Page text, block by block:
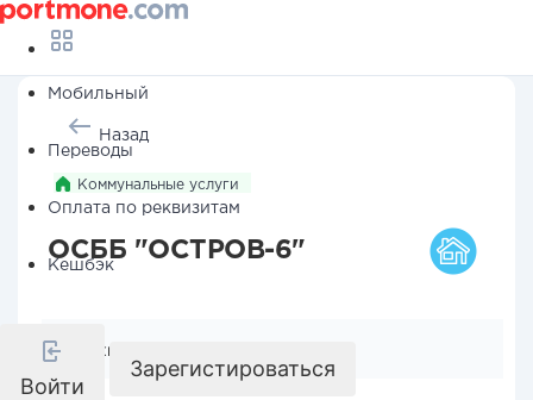
Мобильный
Переводы
Оплата по реквизитам
Кешбэк
Войти
Зарегистироваться
Назад
Коммунальные услуги
ОСББ "ОСТРОВ-6"
Реквизиты компании